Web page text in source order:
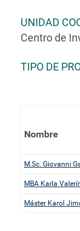
UNIDAD
Centro de
TIPO DE
Nombre
M.Sc. Giovanni
MBA Karla
Máster Karol